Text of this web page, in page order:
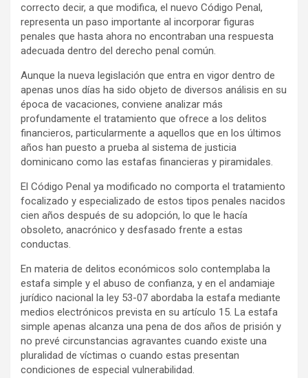
correcto decir, a que modifica, el nuevo Código Penal,
representa un paso importante al incorporar figuras
penales que hasta ahora no encontraban una respuesta
adecuada dentro del derecho penal común.
Aunque la nueva legislación que entra en vigor dentro de
apenas unos días ha sido objeto de diversos análisis en su
época de vacaciones, conviene analizar más
profundamente el tratamiento que ofrece a los delitos
financieros, particularmente a aquellos que en los últimos
años han puesto a prueba al sistema de justicia
dominicano como las estafas financieras y piramidales.
El Código Penal ya modificado no comporta el tratamiento
focalizado y especializado de estos tipos penales nacidos
cien años después de su adopción, lo que le hacía
obsoleto, anacrónico y desfasado frente a estas
conductas.
En materia de delitos económicos solo contemplaba la
estafa simple y el abuso de confianza, y en el andamiaje
jurídico nacional la ley 53-07 abordaba la estafa mediante
medios electrónicos prevista en su artículo 15. La estafa
simple apenas alcanza una pena de dos años de prisión y
no prevé circunstancias agravantes cuando existe una
pluralidad de víctimas o cuando estas presentan
condiciones de especial vulnerabilidad.